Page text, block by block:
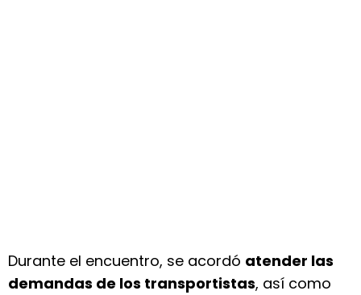
Durante el encuentro, se acordó atender las
demandas de los transportistas, así como